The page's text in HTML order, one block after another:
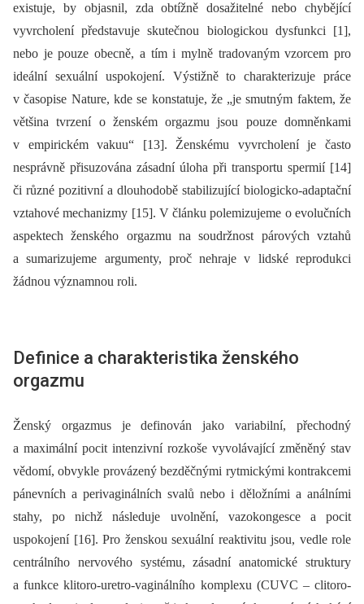
existuje, by objasnil, zda obtížně dosažitelné nebo chybějící
vyvrcholení představuje skutečnou biologickou dysfunkci [1],
nebo je pouze obecně, a tím i mylně tradovaným vzorcem pro
ideální sexuální uspokojení. Výstižně to charakterizuje práce
v časopise Nature, kde se konstatuje, že „je smutným faktem, že
většina tvrzení o ženském orgazmu jsou pouze domněnkami
v empirickém vakuu“ [13]. Ženskému vyvrcholení je často
nesprávně přisuzována zásadní úloha při transportu spermií [14]
či různé pozitivní a dlouhodobě stabilizující biologicko-adaptační
vztahové mechanizmy [15]. V článku polemizujeme o evolučních
aspektech ženského orgazmu na soudržnost párových vztahů
a sumarizujeme argumenty, proč nehraje v lidské reprodukci
žádnou významnou roli.
Definice a charakteristika ženského
orgazmu
Ženský orgazmus je definován jako variabilní, přechodný
a maximální pocit intenzivní rozkoše vyvolávající změněný stav
vědomí, obvykle provázený bezděčnými rytmickými kontrakcemi
pánevních a perivaginálních svalů nebo i děložními a análními
stahy, po nichž následuje uvolnění, vazokongesce a pocit
uspokojení [16]. Pro ženskou sexuální reaktivitu jsou, vedle role
centrálního nervového systému, zásadní anatomické struktury
a funkce klitoro-uretro-vaginálního komplexu (CUVC –⁠ clitoro-